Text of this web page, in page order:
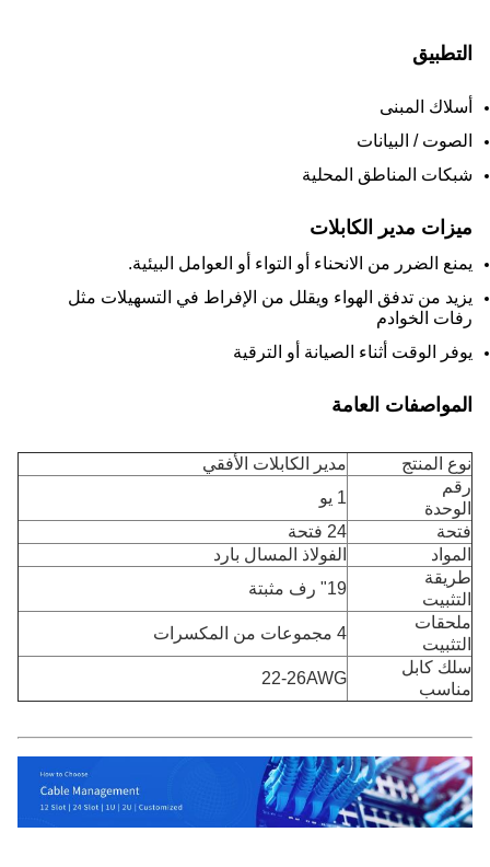
التطبيق
أسلاك المبنى
الصوت / البيانات
شبكات المناطق المحلية
ميزات مدير الكابلات
يمنع الضرر من الانحناء أو التواء أو العوامل البيئية.
يزيد من تدفق الهواء ويقلل من الإفراط في التسهيلات مثل
رفات الخوادم
يوفر الوقت أثناء الصيانة أو الترقية
المواصفات العامة
نوع المنتج
مدير الكابلات الأفقي
رقم
الوحدة
1 يو
فتحة
24 فتحة
المواد
الفولاذ المسال بارد
طريقة
التثبيت
19" رف مثبتة
ملحقات
التثبيت
4 مجموعات من المكسرات
سلك كابل
مناسب
22-26AWG